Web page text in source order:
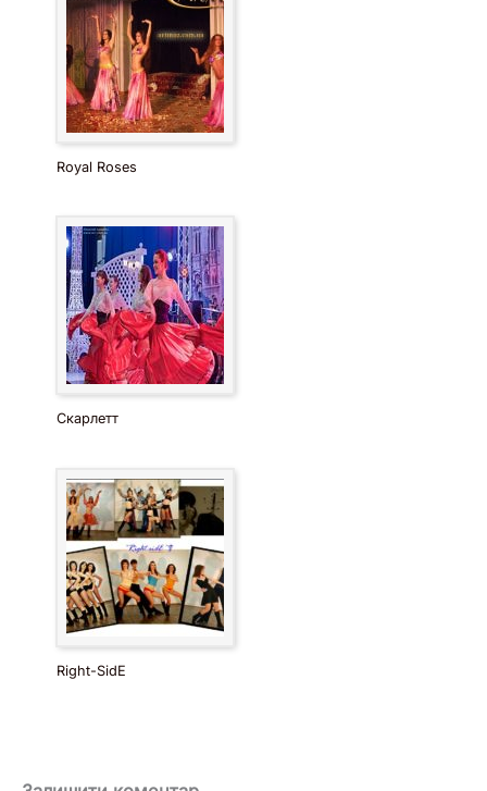
Royal Roses
Скарлетт
Right-SidE